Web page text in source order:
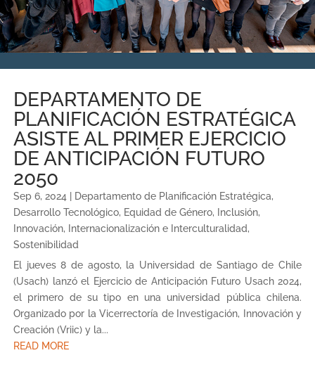
DEPARTAMENTO DE
PLANIFICACIÓN ESTRATÉGICA
ASISTE AL PRIMER EJERCICIO
DE ANTICIPACIÓN FUTURO
2050
Sep 6, 2024 Departamento de Planificación Estratégica,
Desarrollo Tecnológico, Equidad de Género, Inclusión,
Innovación, Internacionalización e Interculturalidad,
Sostenibilidad
El jueves 8 de agosto, la Universidad de Santiago de Chile
(Usach) lanzó el Ejercicio de Anticipación Futuro Usach 2024,
el primero de su tipo en una universidad pública chilena.
Organizado por la Vicerrectoría de Investigación, Innovación y
Creación (Vriic) y la...
READ MORE